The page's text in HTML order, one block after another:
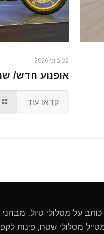
22 ביוני 2026
אופנוע חדש/
קראו עוד
כותב על מסלולי טיול,
מסלולי שטח, פינות